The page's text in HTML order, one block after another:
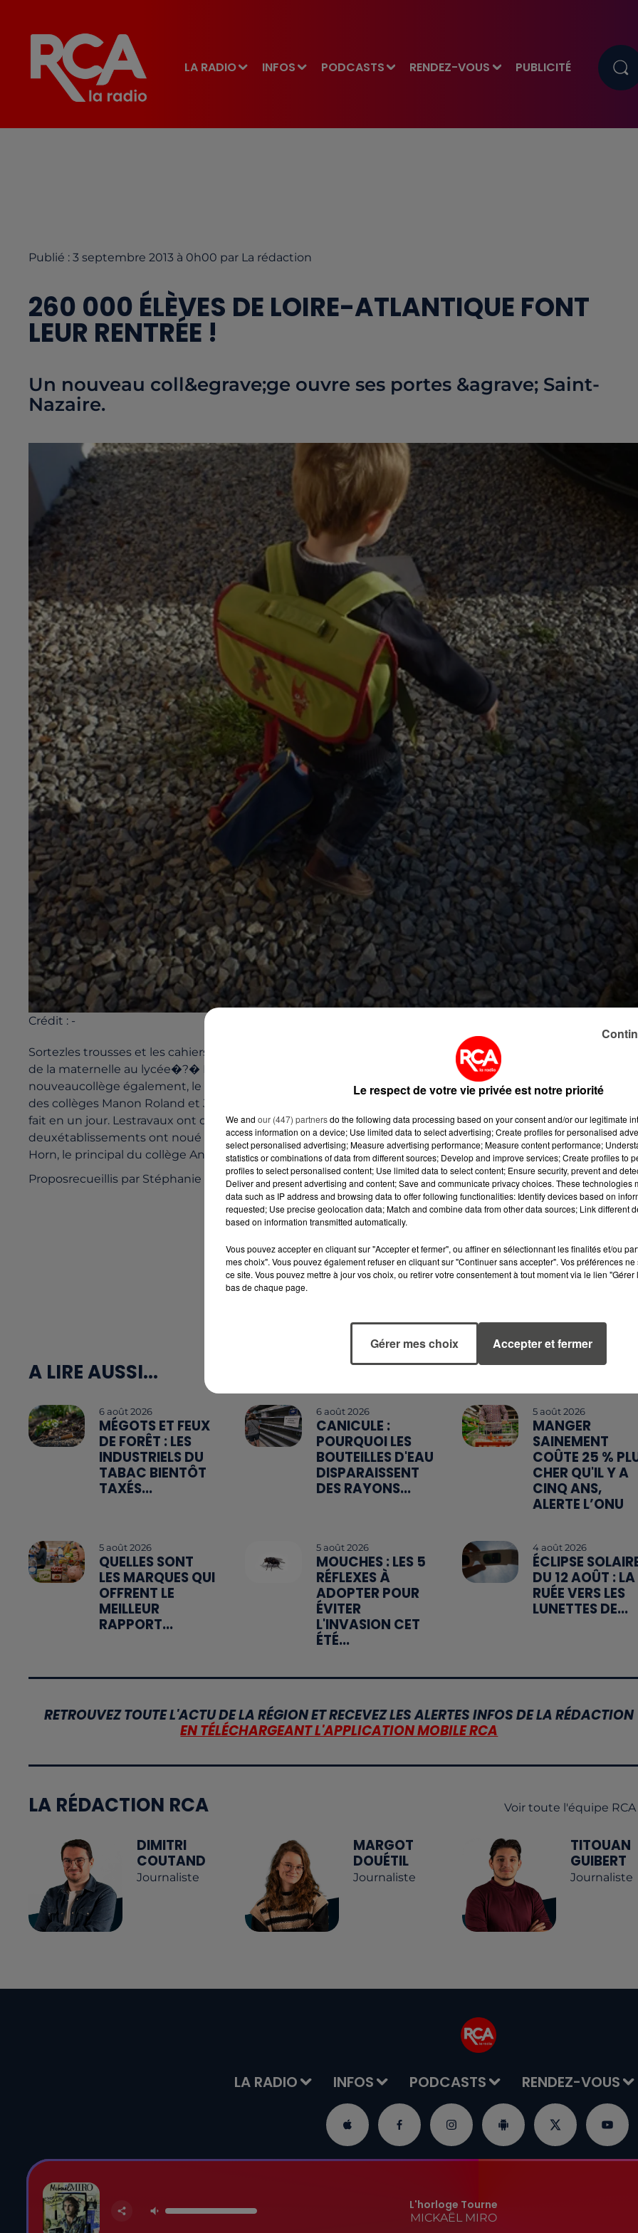
LA RADIO INFOS PODCASTS RENDEZ-VOUS PUBLICITÉ
Publié : 3 septembre 2013 à 0h00 par La rédaction
260 000 ÉLÈVES DE LOIRE-ATLANTIQUE FONT
LEUR RENTRÉE !
Un nouveau coll&egrave;ge ouvre ses portes &agrave; Saint-
Nazaire.
Crédit : -
Sortezles trousses et les cahiers, c'est la rentrée ce mardi pour la plupart des260 000 élèves du
de la maternelle au lycée�?� Deux lycées,d'ailleurs, ouvrent leurs portes aujourd'hui, à Clisson et Pornic.
nouveaucollège également, le collège Anita Conti à Saint-Nazaire. Un établissement quiregroupe les
des collèges Manon Roland et Jean Neyman soitenviron 585 collégiens. Un regroupement qui ne s'est pas
fait en un jour. Lestravaux ont duré un an et demi. Pendant ce temps, les professeurs des
deuxétablissements ont noué des liens afin que le collège devienne une unité. Les explicationsde Franck
Horn, le principal du collège Anita Conti.
Proposrecueillis par Stéphanie Leborgne.
A LIRE AUSSI...
6 août 2026
MÉGOTS ET FEUX
DE FORÊT : LES
INDUSTRIELS DU
TABAC BIENTÔT
TAXÉS...
6 août 2026
CANICULE :
POURQUOI LES
BOUTEILLES D'EAU
DISPARAISSENT
DES RAYONS...
5 août 2026
MANGER
SAINEMENT
COÛTE 25 %
CHER QU'IL Y A
CINQ ANS,
ALERTE L’ONU
5 août 2026
QUELLES SONT
LES MARQUES QUI
OFFRENT LE
MEILLEUR
RAPPORT...
5 août 2026
MOUCHES : LES 5
RÉFLEXES À
ADOPTER POUR
ÉVITER
L'INVASION CET
ÉTÉ...
4 août 2026
ÉCLIPSE
DU 12 AOÛT : LA
RUÉE VERS LES
LUNETTES DE...
RETROUVEZ TOUTE L'ACTU DE LA RÉGION ET RECEVEZ LES ALERTES INFOS DE LA RÉDACTION
EN TÉLÉCHARGEANT L'APPLICATION MOBILE RCA
LA RÉDACTION RCA Voir toute l'équipe RCA
DIMITRI
COUTAND
Journaliste
MARGOT
DOUÉTIL
Journaliste
TITOUAN
GUIBERT
Journaliste
LA RADIO INFOS PODCASTS RENDEZ-VOUS
L'horloge Tourne
MICKAËL MIRO
Le respect de votre vie privée est notre priorité
We and our (447) partnersdo the following data processing based on your consent and/or our legitimate
access information on a device; Use limited data to select advertising; Create profiles for personalised
select personalised advertising; Measure advertising performance; Measure content performance;
statistics or combinations of data from different sources; Develop and improve services; Create profiles to
profiles to select personalised content; Use limited data to select content; Ensure security, prevent and
Deliver and present advertising and content; Save and communicate privacy choices. These technologies
data such as IP address and browsing data to offer following functionalities: Identify devices based on
requested; Use precise geolocation data; Match and combine data from other data sources; Link different
based on information transmitted automatically.
Vous pouvez accepter en cliquant sur "Accepter et fermer", ou affiner en sélectionnant les finalités et/ou
mes choix". Vous pouvez également refuser en cliquant sur "Continuer sans accepter". Vos préférences
ce site. Vous pouvez mettre à jour vos choix, ou retirer votre consentement à tout moment via le lien
bas de chaque page.
Gérer mes choix Accepter et fermer